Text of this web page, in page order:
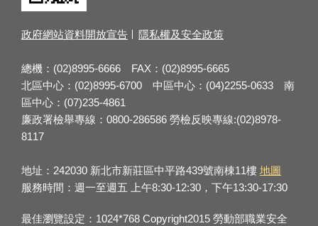
政府網站資料開放宣告 隱私權及安全政策
總機：(02)8995-6666 FAX：(02)8995-6665
北區中心：(02)8995-6700 中區中心：(04)2255-0633 南
區中心：(07)235-4861
廉政署檢舉專線：0800-286586 勞檢反映專線:(02)8978-
8117
地址：242030 新北市新莊區中平路439號南棟11樓 地圖
服務時間：週一至週五 上午8:30-12:30，下午13:30-17:30
最佳瀏覽設定：1024*768 Copyright2015 勞動部職業安全